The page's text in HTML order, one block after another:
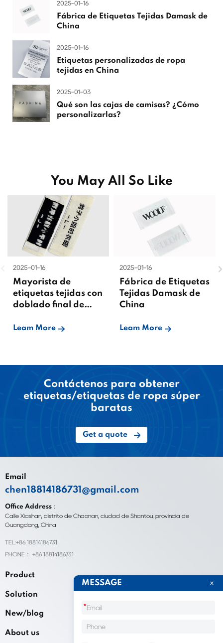
2025-01-16
Fábrica de Etiquetas Tejidas Damask de
China
2025-01-16
Etiquetas personalizadas de ropa
tejidas en China
2025-01-03
Qué son las cajas de camisas? ¿Cómo
personalizarlas?
You May All So Like
2025-01-16
Mayorista de
etiquetas tejidas con
doblado final de
Leam More
2025-01-16
Fábrica de Etiquetas
Tejidas Damask de
China
Leam More
Contáctenos para obtener
etiquetas/etiquetas de ropa súper
baratas
Get a quote
Email
chen18814186731@gmail.com
Office Address：
Calle Xiashan, distrito de Chaonan, ciudad de Shantou, provincia de
Guangdong, China
TEL:+86 18814186731
PHONE： +86 18814186731
Product
Solution
New/blog
About us
MESSAGE
*